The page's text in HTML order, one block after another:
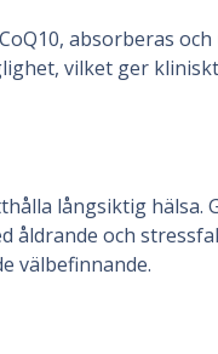
absorberas
vilket ger
långsiktig hälsa.
och
välbefinnande.